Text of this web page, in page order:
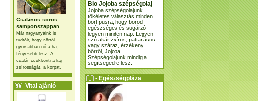
Csalános-sörös
samponszappan
Már nagyanyáink is
tudták, hogy sörtől
gyorsabban nő a haj,
fényesebb lesz. A
csalán csökkenti a haj
zsírosságát, a korpát.
Vital ajánló
Bio Jojoba szépségolaj
Jojoba szépségolajunk
tökéletes választás minden
bőrtípusra, hogy bőröd
egészséges és sugárzó
legyen minden nap. Legyen
szó akár zsíros, pattanásos
vagy száraz, érzékeny
bőrről, Jojoba
Szépségolajunk mindig a
segítségedre lesz.
- Egészségpláza
ajánlatunk -